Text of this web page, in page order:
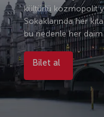
kültürlü kozmopolit
Sokaklarında her
bu nedenle her daim
Bilet al